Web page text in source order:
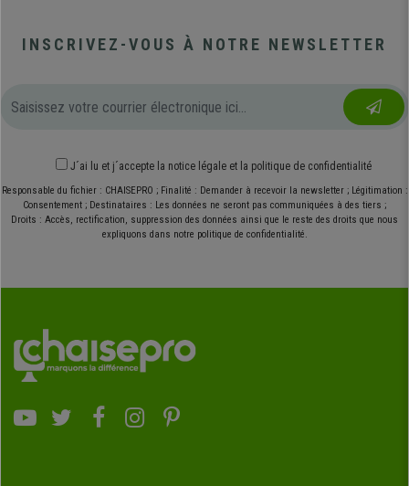
INSCRIVEZ-VOUS À NOTRE NEWSLETTER
J´ai lu et j´accepte la notice légale et la politique de confidentialité
Responsable du fichier : CHAISEPRO ; Finalité : Demander à recevoir la newsletter ; Légitimation :
Consentement ; Destinataires : Les données ne seront pas communiquées à des tiers ;
Droits : Accès, rectification, suppression des données ainsi que le reste des droits que nous
expliquons dans notre politique de confidentialité.